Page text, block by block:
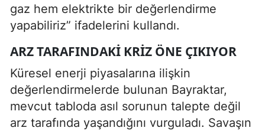
gaz hem elektrikte bir değerlendirme
yapabiliriz” ifadelerini kullandı.
ARZ TARAFINDAKI KRIZ ÖNE ÇIKIYOR
Küresel enerji piyasalarına ilişkin
değerlendirmelerde bulunan Bayraktar,
mevcut tabloda asıl sorunun talepte değil
arz tarafında yaşandığını vurguladı. Savaşın